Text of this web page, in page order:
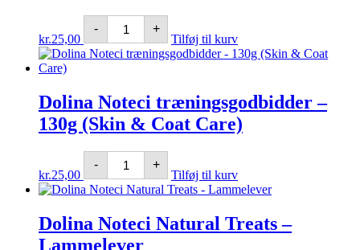
kr.25,00
-
Dolina
Noteci
træningsgodbidder
-
Care)
antal
+
Tilføj til kurv
Dolina Noteci træningsgodbidder –
130g (Skin & Coat Care)
kr.25,00
-
Dolina
Noteci
træningsgodbidder
-
(Skin
&
Coat
+
Tilføj til kurv
Dolina Noteci Natural Treats –
Lammelever